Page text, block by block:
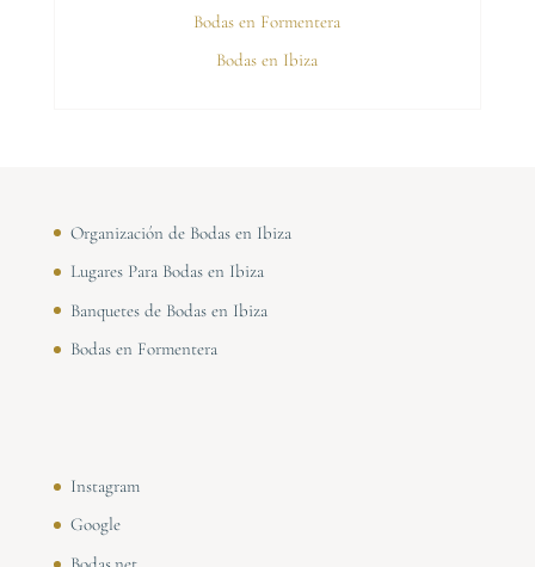
Bodas en Formentera
Bodas en Ibiza
Organización de Bodas en Ibiza
Lugares Para Bodas en Ibiza
Banquetes de Bodas en Ibiza
Bodas en Formentera
Instagram
Google